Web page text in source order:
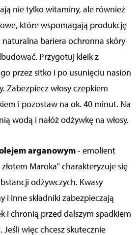
nie tylko witaminy, ale również
które wspomagają produkcję
bariera ochronna skóry
Przygotuj kleik z
przez sitko i po usunięciu nasion
Zabezpiecz włosy czepkiem
i pozostaw na ok. 40 minut. Na
wodą i nałóż odżywkę na włosy.
arganowym- emolient
Maroka" charakteryzuje się
odżywczych. Kwasy
i inne składniki zabezpieczają
i chronią przed dalszym spadkiem
więc chcesz skutecznie